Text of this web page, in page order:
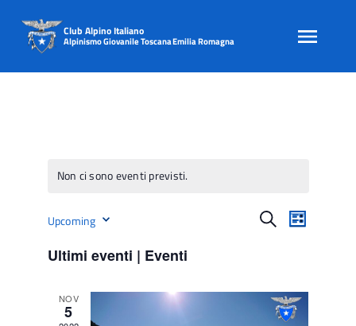
Club Alpino Italiano
Alpinismo Giovanile Toscana Emilia Romagna
Non ci sono eventi previsti.
E
n
Cerca E
v
o
Lista
Upcoming
la
Ultimi eventi | Eventi
NOV
5